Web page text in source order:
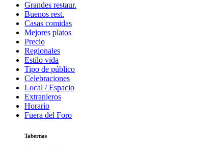
Grandes restaur.
Buenos rest.
Casas comidas
Mejores platos
Precio
Regionales
Estilo vida
Tipo de público
Celebraciones
Local / Espacio
Extranjeros
Horario
Fuera del Foro
Tabernas